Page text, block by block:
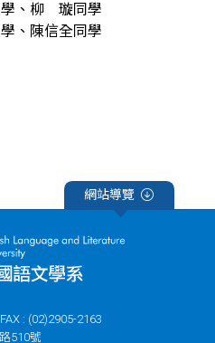
學、柳 璇同學
、陳信全同學
網站導覽
: (02)2905-2163
510號